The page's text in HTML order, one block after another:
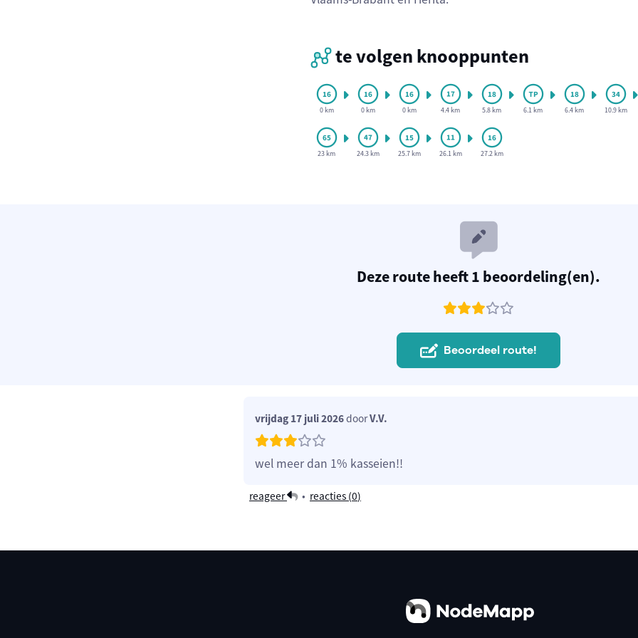
te volgen knooppunten
0 km 0 km 0 km 4.4 km 5.8 km 6.1 km 6.4 km 10.9 km
23 km 24.3 km 25.7 km 26.1 km 27.2 km
Deze route heeft 1 beoordeling(en).
Beoordeel route!
vrijdag 17 juli 2026doorV.V.
wel meer dan 1% kasseien!!
reageer • reacties (0)